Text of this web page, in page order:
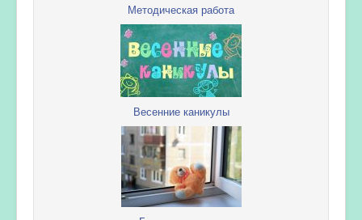
Методическая работа
Весенние каникулы